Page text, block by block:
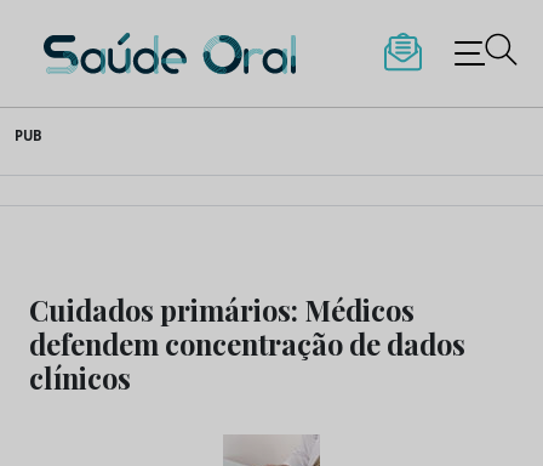
to
content
Saúde Oral
PUB
Cuidados primários: Médicos
defendem concentração de dados
clínicos